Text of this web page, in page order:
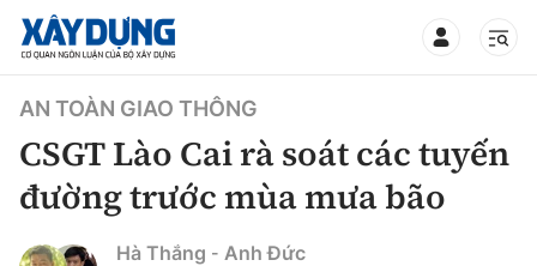
TIN BỘ XÂY DỰNG
CHUYÊN MỤC
AN TOÀN GIAO THÔNG
CSGT Lào Cai rà soát các tuyến
đường trước mùa mưa bão
Hà Thắng - Anh Đức